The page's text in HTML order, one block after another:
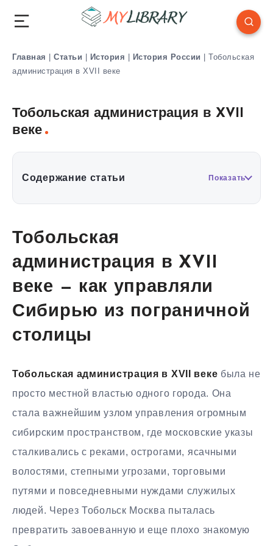
Главная | Статьи | История | История России | Тобольская
администрация в XVII веке
Тобольская администрация в XVII
веке
Содержание статьи Показать
Тобольская
администрация в XVII
веке — как управляли
Сибирью из пограничной
столицы
Тобольская администрация в XVII веке была не
просто местной властью одного города. Она
стала важнейшим узлом управления огромным
сибирским пространством, где московские указы
сталкивались с реками, острогами, ясачными
волостями, степными угрозами, торговыми
путями и повседневными нуждами служилых
людей. Через Тобольск Москва пыталась
превратить завоеванную и еще плохо знакомую